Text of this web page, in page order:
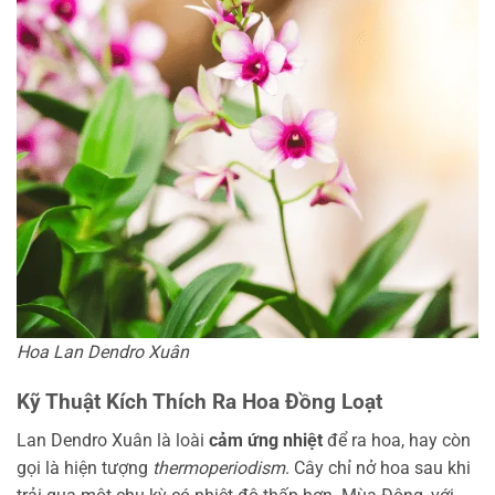
Hoa Lan Dendro Xuân
Kỹ Thuật Kích Thích Ra Hoa Đồng Loạt
Lan Dendro Xuân là loài cảm ứng nhiệt để ra hoa, hay còn
gọi là hiện tượng thermoperiodism. Cây chỉ nở hoa sau khi